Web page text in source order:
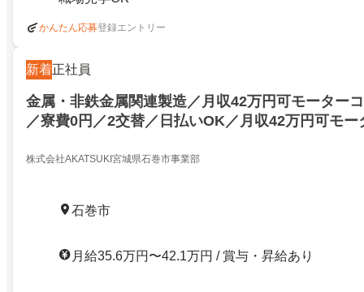
かんたん応募登録エントリー
新着正社員
金属・非鉄金属関連製造／月収42万円可モーター
／寮費0円／2交替／日払いOK／月収42万円可モー
株式会社AKATSUKI宮城県石巻市事業部
石巻市
月給35.6万円〜42.1万円 / 賞与・昇給あり